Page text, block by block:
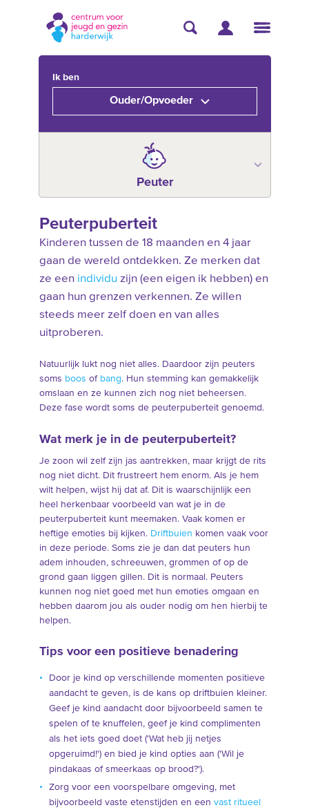
Ik ben
Ouder/Opvoeder
Peuter
Peuterpuberteit
Kinderen tussen de 18 maanden en 4 jaar
gaan de wereld ontdekken. Ze merken dat
ze een individu zijn (een eigen ik hebben) en
gaan hun grenzen verkennen. Ze willen
steeds meer zelf doen en van alles
uitproberen.
Natuurlijk lukt nog niet alles. Daardoor zijn peuters
soms boos ofbang. Hun stemming kan gemakkelijk
omslaan en ze kunnen zich nog niet beheersen.
Deze fase wordt soms de peuterpuberteit genoemd.
Wat merk je in de peuterpuberteit?
Je zoon wil zelf zijn jas aantrekken, maar krijgt de rits
nog niet dicht. Dit frustreert hem enorm. Als je hem
wilt helpen, wijst hij dat af. Dit is waarschijnlijk een
heel herkenbaar voorbeeld van wat je in de
peuterpuberteit kunt meemaken. Vaak komen er
heftige emoties bij kijken. Driftbuien komen vaak voor
in deze periode. Soms zie je dan dat peuters hun
adem inhouden, schreeuwen, grommen of op de
grond gaan liggen gillen. Dit is normaal. Peuters
kunnen nog niet goed met hun emoties omgaan en
hebben daarom jou als ouder nodig om hen hierbij te
helpen.
Tips voor een positieve benadering
Door je kind op verschillende momenten positieve
aandacht te geven, is de kans op driftbuien kleiner.
Geef je kind aandacht door bijvoorbeeld samen te
spelen of te knuffelen, geef je kind complimenten
als het iets goed doet ('Wat heb jij netjes
opgeruimd!') en bied je kind opties aan ('Wil je
pindakaas of smeerkaas op brood?').
Zorg voor een voorspelbare omgeving, met
bijvoorbeeld vaste etenstijden en een vast ritueel